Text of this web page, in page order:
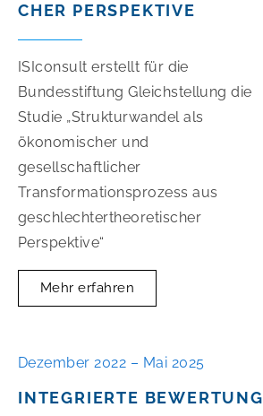
CHER PERSPEKTIVE
ISIconsult erstellt für die
Bundesstiftung Gleichstellung die
Studie „Strukturwandel als
ökonomischer und
gesellschaftlicher
Transformationsprozess aus
geschlechtertheoretischer
Perspektive“
Mehr erfahren
Dezember 2022 – Mai 2025
INTEGRIERTE BEWERTUNG